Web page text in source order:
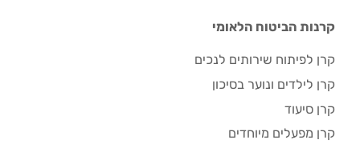
קרנות הביטוח הלאומי
קרן לפיתוח שירותים לנכים
קרן לילדים ונוער בסיכון
קרן סיעוד
קרן מפעלים מיוחדים